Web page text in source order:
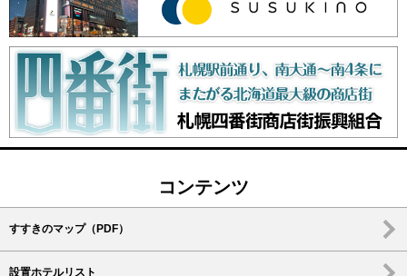
コンテンツ
すすきのマップ（PDF）
設置ホテルリスト